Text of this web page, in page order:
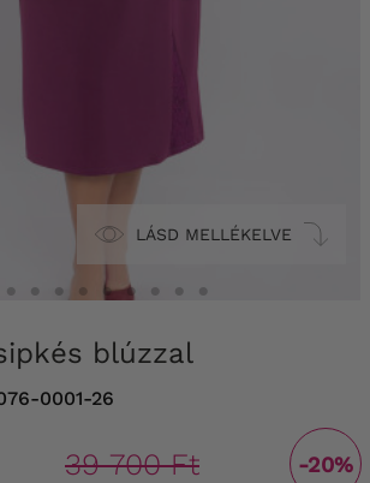
LÁSD MELLÉKELVE
blúzzal
0001-26
39 700 Ft -20%